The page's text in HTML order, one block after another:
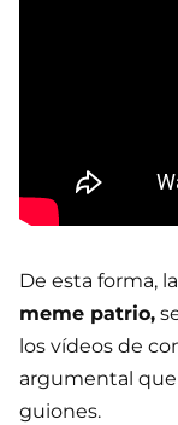
De esta forma,
meme patrio,
los vídeos de
argumental
guiones.